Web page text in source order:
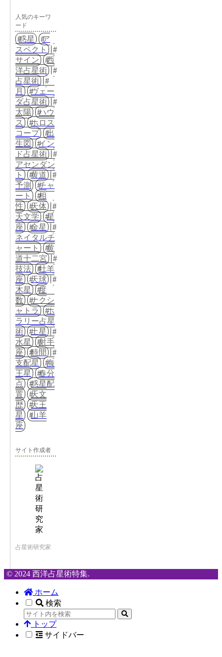
人気のキーワ
ード
惑星
ア
スペクト
サイン
西
洋占星術
占星術
月
ヴェー
ダ占星術
太陽
ハウ
ス
ホロス
コープ
出
生図
イン
ド占星術
アセンダン
ト
黄道
予測
チャ
ート
相
性
天体
天文学
星
座
金星
ネイタルチ
ャート
黄
道十二宮
技法
牡羊
座
天球
木星
度
数
ナクシ
ャトラ
ホ
ラリー占星
術
土星
水星
射手
座
時間
支配星
海
王星
春分
点
惑星配
置
天文
歴
天王
星
山羊
座
サイト作成者
占星術研究家
© 2024 西洋占星術特集.
ホーム
検索
トップ
サイドバー